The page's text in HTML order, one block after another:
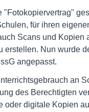
"Fotokopiervertrag"
für ihren
Scans und Kopien
erstellen. Nun wurde
angepasst.
an
des Berechtigten
oder digitale Kopien